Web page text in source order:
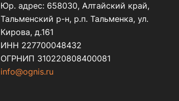
Юр. адрес: 658030, Алтайский край,
Тальменский р-н, р.п. Тальменка, ул.
Кирова, д.161
ИНН 227700048432
ОГРНИП 310220808400081
info@ognis.ru